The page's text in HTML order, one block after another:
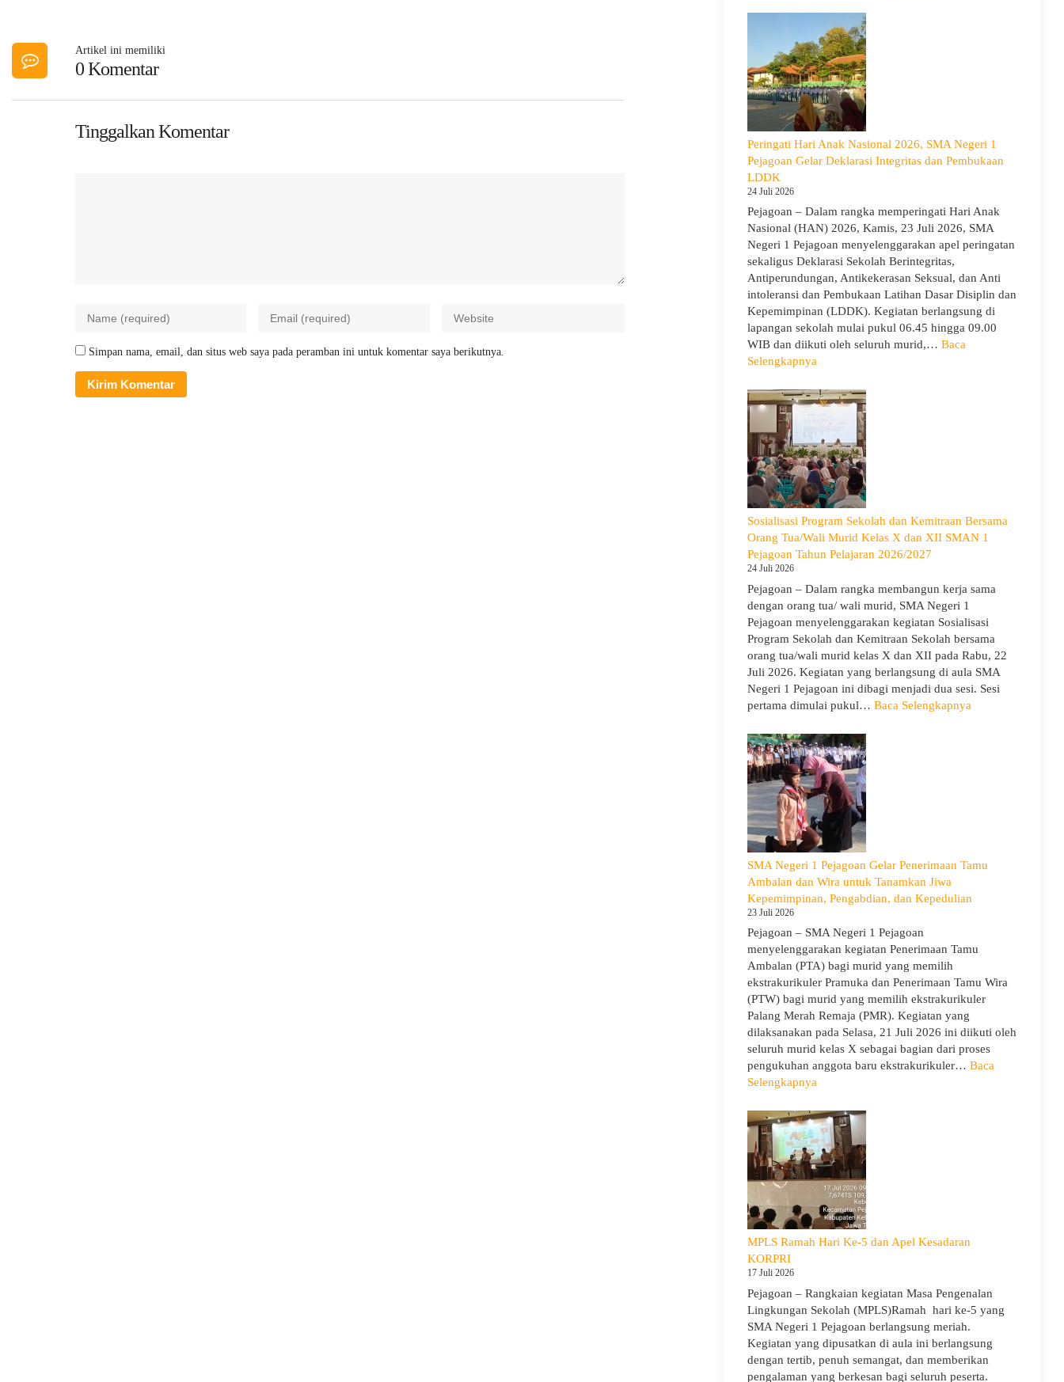
Artikel ini memiliki
0 Komentar
Tinggalkan Komentar
Simpan nama, email, dan situs web saya pada peramban ini untuk komentar saya berikutnya.
Berjalan
Khidmat
Peringati Hari Anak Nasional 2026, SMA Negeri 1
Pejagoan Gelar Deklarasi Integritas dan Pembukaan
LDDK
24 Juli 2026
Pejagoan – Dalam rangka memperingati Hari Anak
Nasional (HAN) 2026, Kamis, 23 Juli 2026, SMA
Negeri 1 Pejagoan menyelenggarakan apel peringatan
sekaligus Deklarasi Sekolah Berintegritas,
Antiperundungan, Antikekerasan Seksual, dan Anti
intoleransi dan Pembukaan Latihan Dasar Disiplin dan
Kepemimpinan (LDDK). Kegiatan berlangsung di
lapangan sekolah mulai pukul 06.45 hingga 09.00
WIB dan diikuti oleh seluruh murid,… Baca
Selengkapnya
Hari
Anak
Nasional
2026,
SMA
Negeri
1
Pejagoan
Gelar
Deklarasi
Integritas
Pembukaan
LDDK
Sosialisasi Program Sekolah dan Kemitraan Bersama
Orang Tua/Wali Murid Kelas X dan XII SMAN 1
Pejagoan Tahun Pelajaran 2026/2027
24 Juli 2026
Pejagoan – Dalam rangka membangun kerja sama
dengan orang tua/ wali murid, SMA Negeri 1
Pejagoan menyelenggarakan kegiatan Sosialisasi
Program Sekolah dan Kemitraan Sekolah bersama
orang tua/wali murid kelas X dan XII pada Rabu, 22
Juli 2026. Kegiatan yang berlangsung di aula SMA
Negeri 1 Pejagoan ini dibagi menjadi dua sesi. Sesi
pertama dimulai pukul… Baca Selengkapnya
Kelas
dan
1
Tahun
Pelajaran
SMA Negeri 1 Pejagoan Gelar Penerimaan Tamu
Ambalan dan Wira untuk Tanamkan Jiwa
Kepemimpinan, Pengabdian, dan Kepedulian
23 Juli 2026
Pejagoan – SMA Negeri 1 Pejagoan
menyelenggarakan kegiatan Penerimaan Tamu
Ambalan (PTA) bagi murid yang memilih
ekstrakurikuler Pramuka dan Penerimaan Tamu Wira
(PTW) bagi murid yang memilih ekstrakurikuler
Palang Merah Remaja (PMR). Kegiatan yang
dilaksanakan pada Selasa, 21 Juli 2026 ini diikuti oleh
seluruh murid kelas X sebagai bagian dari proses
pengukuhan anggota baru ekstrakurikuler… Baca
Selengkapnya
Negeri
1
Pejagoan
Gelar
Penerimaan
Tamu
Ambalan
dan
Wira
Jiwa
Kepemimpinan,
Pengabdian,
dan
Kepedulian
MPLS Ramah Hari Ke-5 dan Apel Kesadaran
KORPRI
17 Juli 2026
Pejagoan – Rangkaian kegiatan Masa Pengenalan
Lingkungan Sekolah (MPLS)Ramah hari ke-5 yang
SMA Negeri 1 Pejagoan berlangsung meriah.
Kegiatan yang dipusatkan di aula ini berlangsung
dengan tertib, penuh semangat, dan memberikan
pengalaman yang berkesan bagi seluruh peserta.